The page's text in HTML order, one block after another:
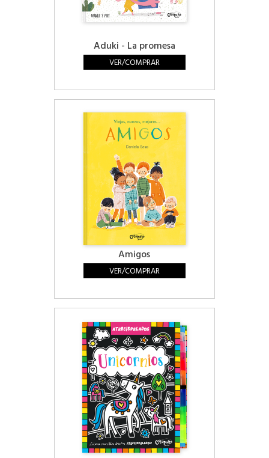
Aduki - La promesa
VER/COMPRAR
Amigos
VER/COMPRAR